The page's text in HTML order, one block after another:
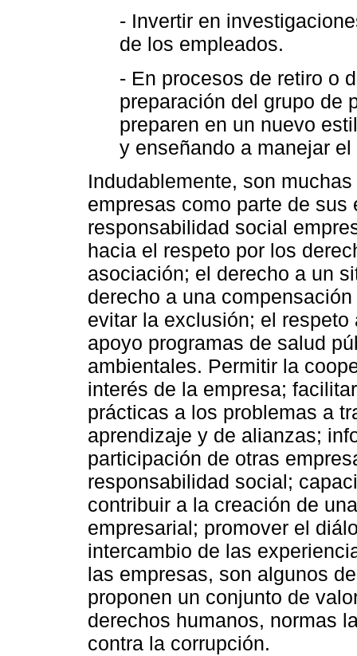
- Invertir en
de los empleados.
- En procesos de retiro o
preparación del grupo de
preparen en un nuevo
y enseñando a manejar
Indudablemente, son
empresas como parte de
responsabilidad social
hacia el respeto por los
asociación; el derecho a un
derecho a una
evitar la exclusión; el
apoyo programas de salud
ambientales. Permitir la
interés de la empresa;
prácticas a los problemas a
aprendizaje y de alianzas;
participación de otras
responsabilidad social;
contribuir a la creación de
empresarial; promover el
intercambio de las
las empresas, son algunos
proponen un conjunto de
derechos humanos, normas
contra la corrupción.